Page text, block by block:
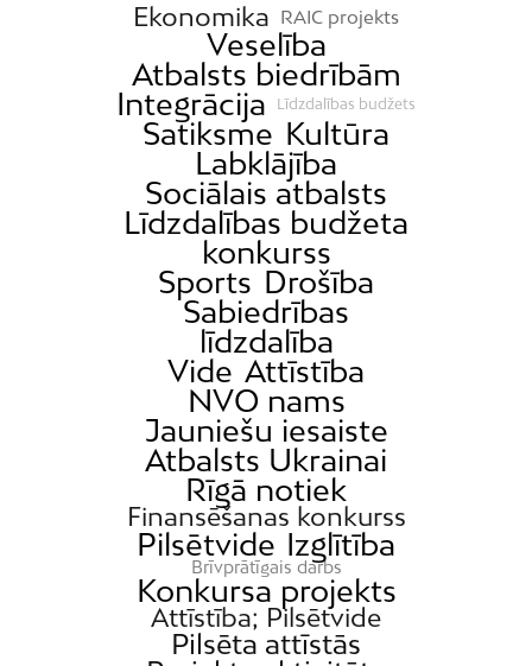
Ekonomika RAIC projekts
Veselība
Atbalsts biedrībām
Integrācija
Līdzdalības budžets
Satiksme Kultūra
Labklājība
Sociālais atbalsts
Līdzdalības budžeta
konkurss
Sports Drošība
Sabiedrības
līdzdalība
Vide Attīstība
NVO nams
Jauniešu iesaiste
Atbalsts Ukrainai
Rīgā notiek
Finansēšanas konkurss
Pilsētvide Izglītība
Brīvprātīgais darbs
Konkursa projekts
Attīstība; Pilsētvide
Pilsēta attīstās